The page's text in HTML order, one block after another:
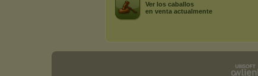
Ver los caballos
en venta actualmente